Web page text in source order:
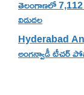
తెలంగాణలో 7,112
విడుదల
Hyderabad
అంగన్వాడీ టీచర్